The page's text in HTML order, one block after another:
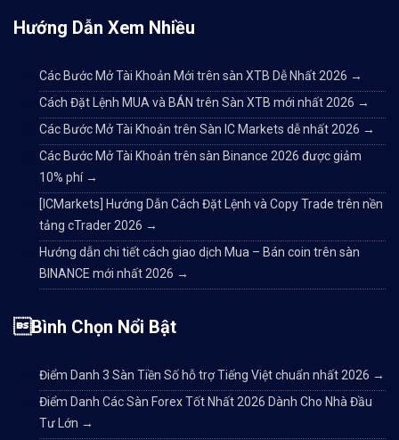
Hướng Dẫn Xem Nhiều
Các Bước Mở Tài Khoản Mới trên sàn XTB Dễ Nhất 2026 →
Cách Đặt Lệnh MUA và BÁN trên Sàn XTB mới nhất 2026 →
Các Bước Mở Tài Khoản trên Sàn IC Markets dễ nhất 2026 →
Các Bước Mở Tài Khoản trên sàn Binance 2026 được giảm
10% phí →
[ICMarkets] Hướng Dẫn Cách Đặt Lệnh và Copy Trade trên nền
tảng cTrader 2026 →
Hướng dẫn chi tiết cách giao dịch Mua – Bán coin trên sàn
BINANCE mới nhất 2026 →
Bình Chọn Nổi Bật
Điểm Danh 3 Sàn Tiền Số hỗ trợ Tiếng Việt chuẩn nhất 2026 →
Điểm Danh Các Sàn Forex Tốt Nhất 2026 Dành Cho Nhà Đầu
Tư Lớn →